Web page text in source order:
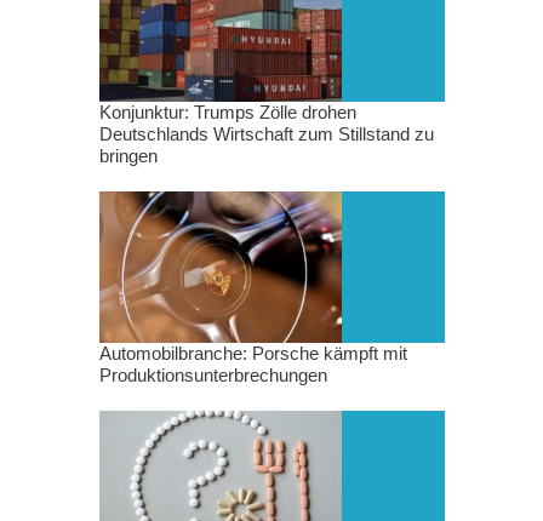
Konjunktur: Trumps Zölle drohen
Deutschlands Wirtschaft zum Stillstand zu
bringen
Automobilbranche: Porsche kämpft mit
Produktionsunterbrechungen